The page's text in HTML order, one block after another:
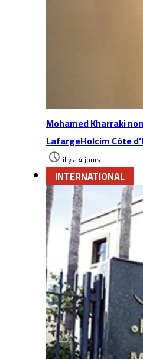
Mohamed Kharraki
LafargeHolcim Côte
il y a 4 jours
INTERNATIONAL